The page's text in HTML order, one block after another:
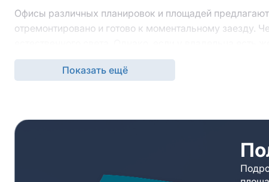
Офисы различных планировок и площадей
отремонтировано и готово к моментальному заезду.
выполнить косметический ремонт и подстроить офис
В здании имеются все важные коммуникационные
телекоммуникации – возможно подключение к
Территория БЦ находится под регулярным
Показать ещё